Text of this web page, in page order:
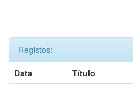
Registos:
Data
Título